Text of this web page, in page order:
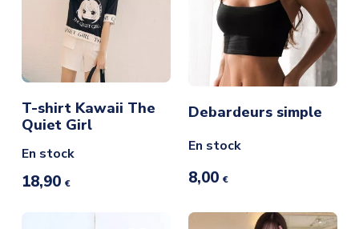
T-shirt Kawaii The
Quiet Girl
En stock
18,90 €
Debardeurs simple
En stock
8,00 €